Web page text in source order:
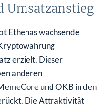
Umsatzanstieg
Ethenas wachsende
erzielt. Dieser
anderen
und OKB in den
Die Attraktivität